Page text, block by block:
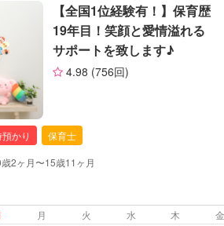
対応可否は個別に相談
英語レッスン
音楽レッスン
スポーツレッスン
絵・工作レッスン
その他
可能
自治体届出済ベビーシッター
保育士
幼稚園教諭
送迎サポート
病児、病後児、ともに不可
【全国1位経験有！】保育歴
19年目！笑顔と愛情溢れる
サポートを致します♪
4.98 (756回)
かり
保育士
2ヶ月〜15歳11ヶ月
月 火 水 木